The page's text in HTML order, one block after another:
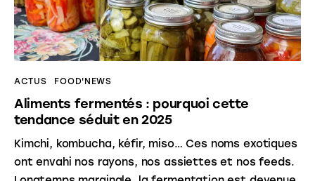
ACTUS FOOD'NEWS
Aliments fermentés : pourquoi cette
tendance séduit en 2025
Kimchi, kombucha, kéfir, miso… Ces noms exotiques
ont envahi nos rayons, nos assiettes et nos feeds.